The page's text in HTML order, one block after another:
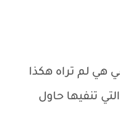
هي لم تراه هكذا
تنفيها حاول